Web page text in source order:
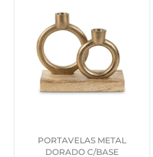
PORTAVELAS METAL
DORADO C/BASE